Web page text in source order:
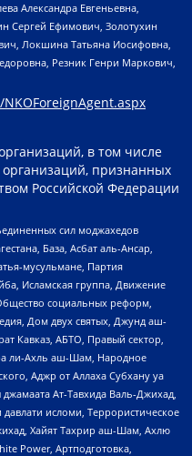
Александра Евгеньевна,
Сергей Ефимович, Золотухин
Локшина Татьяна Иосифовна,
Резник Генри Маркович,
в том числе
признанных
Российской Федерации
сил моджахедов
База, Асбат аль-Ансар,
мусульмане, Партия
Исламская группа, Движение
социальных реформ,
Дом двух святых, Джунд аш-
Кавказ, АБТО, Правый сектор,
ли-Ахль аш-Шам, Народное
Аджр от Аллаха Субхану уа
Ат-Тавхида Валь-Джихад,
исломи, Террористическое
Хайят Тахрир аш-Шам, Ахлю
Power, Артподготовка,